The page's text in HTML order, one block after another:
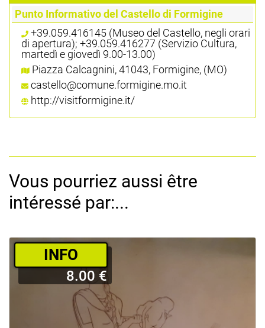
Punto Informativo del Castello di Formigine
+39.059.416145 (Museo del Castello, negli orari
di apertura); +39.059.416277 (Servizio Cultura,
martedì e giovedì 9.00-13.00)
Piazza Calcagnini, 41043, Formigine, (MO)
castello@comune.formigine.mo.it
http://visitformigine.it/
Vous pourriez aussi être
intéressé par:...
­INFO
8.00 €